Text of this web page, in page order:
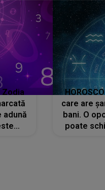
Zodia
adună
care are
bani. O
poate